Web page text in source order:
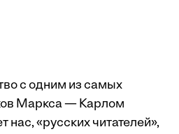
с одним из самых
Маркса — Карлом
нас, «русских читателей»,